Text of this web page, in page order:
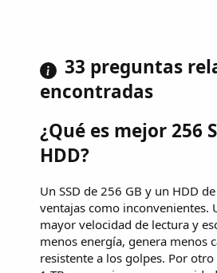
33 preguntas
encontradas
¿Qué es mejor 256
HDD?
Un SSD de 256 GB y un HDD
ventajas como inconvenientes.
mayor velocidad de lectura y
menos energía, genera menos
resistente a los golpes. Por